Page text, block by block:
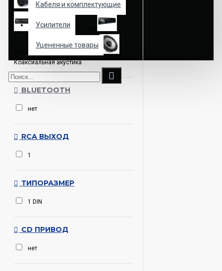
Кабеля и комплектующие
Усилители
Уцененные товары
Автозвук Автомагнитолы
Автомагнитолы 1 DIN
Коаксиальная акустика
BLUETOOTH
нет
RCA ВЫХОД
1
ТИПОРАЗМЕР
1 DIN
CD ПРИВОД
нет